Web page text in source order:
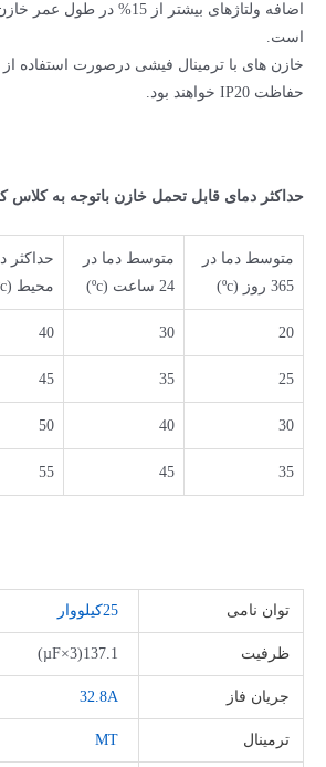
است.
خازن های با ترمینال فیشی درصورت استفاده
حفاظت IP20 خواهند بود.
حداکثر دمای قابل تحمل خازن باتوجه به کلاس
متوسط دما در
365 روز (ºc)
متوسط دما در
24 ساعت (ºc)
حداکثر
محیط (ºc)
20
30
40
25
35
45
30
40
50
35
45
55
توان نامی 25کیلووار
ظرفیت 137.1(µF×3)
جریان فاز 32.8A
ترمینال MT